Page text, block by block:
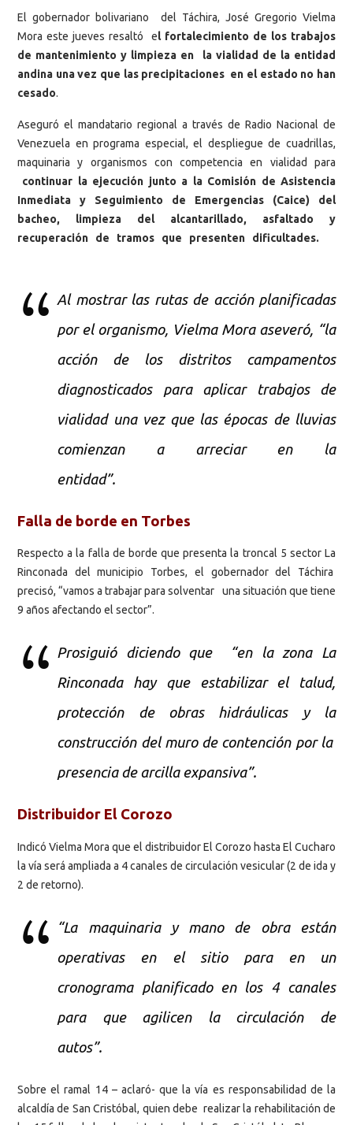
El gobernador bolivariano del Táchira, José Gregorio Vielma
Mora este jueves resaltó el fortalecimiento de los trabajos
de mantenimiento y limpieza en la vialidad de la entidad
andina una vez que las precipitaciones en el estado no han
cesado.
Aseguró el mandatario regional a través de Radio Nacional de
Venezuela en programa especial, el despliegue de cuadrillas,
maquinaria y organismos con competencia en vialidad para
continuar la ejecución junto a la Comisión de Asistencia
Inmediata y Seguimiento de Emergencias (Caice) del
bacheo, limpieza del alcantarillado, asfaltado y
recuperación de tramos que presenten dificultades.
Al mostrar las rutas de acción planificadas
por el organismo, Vielma Mora aseveró, “la
acción de los distritos campamentos
diagnosticados para aplicar trabajos de
vialidad una vez que las épocas de lluvias
comienzan a arreciar en la
entidad”.
Falla de borde en Torbes
Respecto a la falla de borde que presenta la troncal 5 sector La
Rinconada del municipio Torbes, el gobernador del Táchira
precisó, “vamos a trabajar para solventar una situación que tiene
9 años afectando el sector”.
Prosiguió diciendo que “en la zona La
Rinconada hay que estabilizar el talud,
protección de obras hidráulicas y la
construcción del muro de contención por la
presencia de arcilla expansiva”.
Distribuidor El Corozo
Indicó Vielma Mora que el distribuidor El Corozo hasta El Cucharo
la vía será ampliada a 4 canales de circulación vesicular (2 de ida y
2 de retorno).
“La maquinaria y mano de obra están
operativas en el sitio para en un
cronograma planificado en los 4 canales
para que agilicen la circulación de
autos”.
Sobre el ramal 14 – aclaró- que la vía es responsabilidad de la
alcaldía de San Cristóbal, quien debe realizar la rehabilitación de